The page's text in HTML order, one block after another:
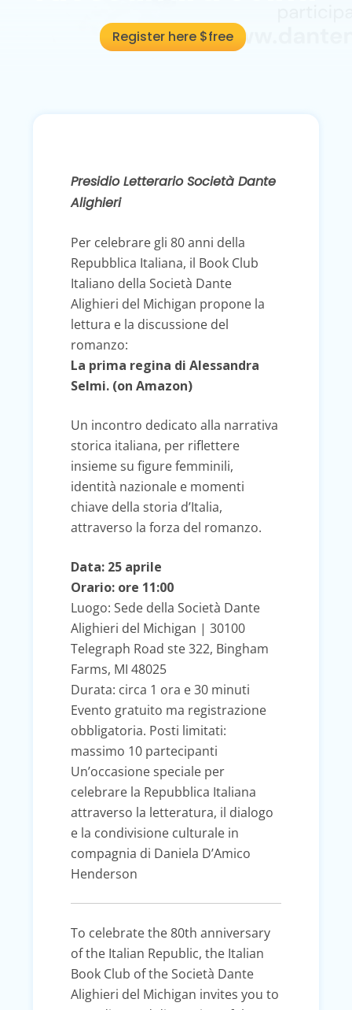
Register here $free
Presidio Letterario Società Dante
Alighieri
Per celebrare gli 80 anni della
Repubblica Italiana, il Book Club
Italiano della Società Dante
Alighieri del Michigan propone la
lettura e la discussione del
romanzo:
La prima regina di Alessandra
Selmi. (on Amazon)
Un incontro dedicato alla narrativa
storica italiana, per riflettere
insieme su figure femminili,
identità nazionale e momenti
chiave della storia d’Italia,
attraverso la forza del romanzo.
Data: 25 aprile
Orario: ore 11:00
Luogo: Sede della Società Dante
Alighieri del Michigan | 30100
Telegraph Road ste 322, Bingham
Farms, MI 48025
Durata: circa 1 ora e 30 minuti
Evento gratuito ma registrazione
obbligatoria. Posti limitati:
massimo 10 partecipanti
Un’occasione speciale per
celebrare la Repubblica Italiana
attraverso la letteratura, il dialogo
e la condivisione culturale in
compagnia di Daniela D’Amico
Henderson
To celebrate the 80th anniversary
of the Italian Republic, the Italian
Book Club of the Società Dante
Alighieri del Michigan invites you to